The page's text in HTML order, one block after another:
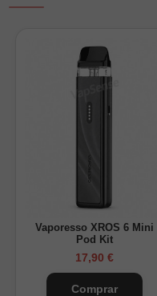
Nikokits añadidos +
1 nicokit +
3 nicokits +
4 nicokits +
Preguntas frecuentes
Vaporesso XROS 6 Mini
Pod Kit
17,90 €
Comprar